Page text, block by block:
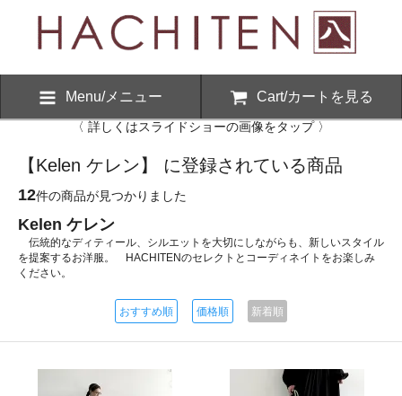
Menu/メニュー Cart/カートを見る
〈 詳しくはスライドショーの画像をタップ 〉
【Kelen ケレン】 に登録されている商品
12件の商品が見つかりました
Kelen ケレン
伝統的なディティール、シルエットを大切にしながらも、新しいスタイル
を提案するお洋服。 HACHITENのセレクトとコーディネイトをお楽しみ
ください。
おすすめ順 価格順 新着順